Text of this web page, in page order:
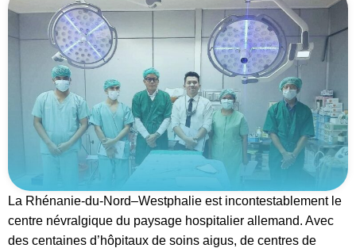
La Rhénanie-du-Nord–Westphalie est incontestablement le
centre névralgique du paysage hospitalier allemand. Avec
des centaines d’hôpitaux de soins aigus, de centres de